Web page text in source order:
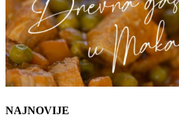
NAJNOVIJE